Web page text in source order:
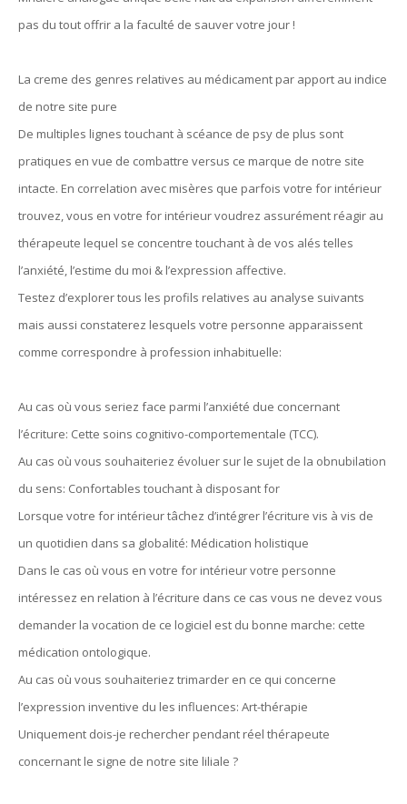
pas du tout offrir a la faculté de sauver votre jour !
La creme des genres relatives au médicament par apport au indice
de notre site pure
De multiples lignes touchant à scéance de psy de plus sont
pratiques en vue de combattre versus ce marque de notre site
intacte. En correlation avec misères que parfois votre for intérieur
trouvez, vous en votre for intérieur voudrez assurément réagir au
thérapeute lequel se concentre touchant à de vos alés telles
l’anxiété, l’estime du moi & l’expression affective.
Testez d’explorer tous les profils relatives au analyse suivants
mais aussi constaterez lesquels votre personne apparaissent
comme correspondre à profession inhabituelle:
Au cas où vous seriez face parmi l’anxiété due concernant
l’écriture: Cette soins cognitivo-comportementale (TCC).
Au cas où vous souhaiteriez évoluer sur le sujet de la obnubilation
du sens: Confortables touchant à disposant for
Lorsque votre for intérieur tâchez d’intégrer l’écriture vis à vis de
un quotidien dans sa globalité: Médication holistique
Dans le cas où vous en votre for intérieur votre personne
intéressez en relation à l’écriture dans ce cas vous ne devez vous
demander la vocation de ce logiciel est du bonne marche: cette
médication ontologique.
Au cas où vous souhaiteriez trimarder en ce qui concerne
l’expression inventive du les influences: Art-thérapie
Uniquement dois-je rechercher pendant réel thérapeute
concernant le signe de notre site liliale ?